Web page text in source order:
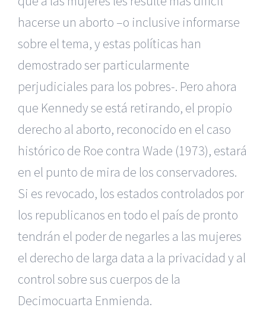
hacerse un aborto –o inclusive informarse
sobre el tema, y estas políticas han
demostrado ser particularmente
perjudiciales para los pobres-. Pero ahora
que Kennedy se está retirando, el propio
derecho al aborto, reconocido en el caso
histórico de Roe contra Wade (1973), estará
en el punto de mira de los conservadores.
Si es revocado, los estados controlados por
los republicanos en todo el país de pronto
tendrán el poder de negarles a las mujeres
el derecho de larga data a la privacidad y al
control sobre sus cuerpos de la
Decimocuarta Enmienda.